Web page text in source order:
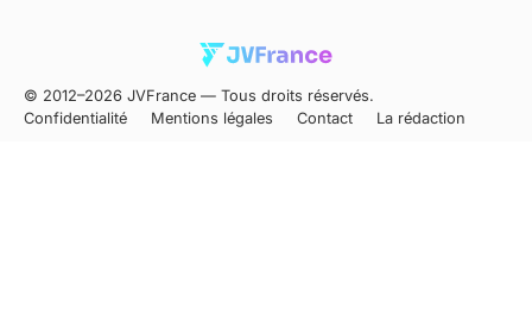
© 2012–2026 JVFrance — Tous droits réservés.
Confidentialité
Mentions légales Contact La rédaction